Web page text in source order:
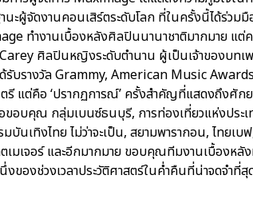
ะผู้จัดงานคอนเสิร์ตระดับโลก ที่ในครั้งนี้ได้ร่วม
ทำงานเบื้องหลังศิลปินนานาชาติมากมาย แต่
ศิลปินหญิงระดับตำนาน ผู้เป็นเจ้าของบทเ
บรางวัล Grammy, American Music
รี แต่คือ ‘ปรากฏการณ์’ ครั้งสำคัญที่แสดงถึงศัก
อขอบคุณ กลุ่มเบนซ์ธนบุรี, การท่องเที่ยวแห่งประ
เทิงไทย ไม่ว่าจะเป็น, สยามพารากอน, ไทยเบฟ
เจอร์ และอีกมากมาย ขอบคุณทีมงานเบื้องหลั
องช่วงเวลาประวัติศาสตร์ในค่ำคืนที่น่าจดจำที่สุ